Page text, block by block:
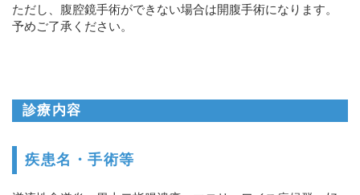
ただし、腹腔鏡手術ができない場合は開腹手術になります。
予めご了承ください。
診療内容
疾患名・手術等